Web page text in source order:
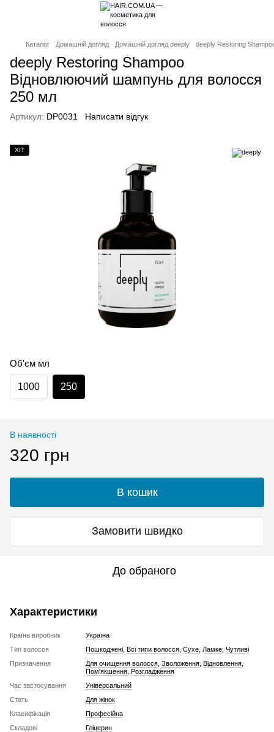
Каталог Домашній догляд Домашній догляд deeply deeply Restoring
deeply Restoring Shampoo
Відновлюючий шампунь для волосся
250 мл
Артикул: DP0031 Написати відгук
ХІТ
Об'єм мл
1000 250
В наявності
320 грн
В кошик
Замовити швидко
До обраного
Характеристики
Країна виробник
Україна
Тип волосся
Пошкоджені Всі типи волосся Сухе Ламке Чутливі
Призначення
Для очищення волосся Зволоження Відновлення
Пом'якшення Розгладження
Час застосування
Універсальний
Стать
Для жінок
Класифікація
Професійна
Складові
Гліцерин